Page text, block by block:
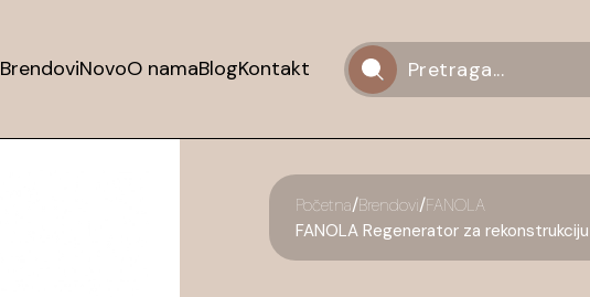
BrendoviNovoO namaBlogKontakt
Početna/Brendovi/FANOLA
FANOLA Regenerator za